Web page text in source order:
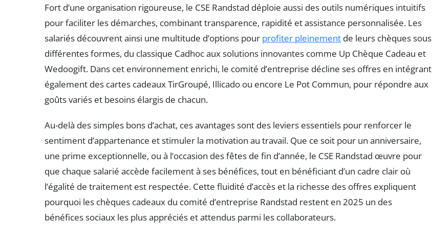
Fort d’une organisation rigoureuse, le CSE Randstad déploie aussi des outils numériques intuitifs
pour faciliter les démarches, combinant transparence, rapidité et assistance personnalisée. Les
salariés découvrent ainsi une multitude d’options pour profiter pleinement de leurs chèques sous
différentes formes, du classique Cadhoc aux solutions innovantes comme Up Chèque Cadeau et
Wedoogift. Dans cet environnement enrichi, le comité d’entreprise décline ses offres en intégrant
également des cartes cadeaux TirGroupé, Illicado ou encore Le Pot Commun, pour répondre aux
goûts variés et besoins élargis de chacun.
Au-delà des simples bons d’achat, ces avantages sont des leviers essentiels pour renforcer le
sentiment d’appartenance et stimuler la motivation au travail. Que ce soit pour un anniversaire,
une prime exceptionnelle, ou à l’occasion des fêtes de fin d’année, le CSE Randstad œuvre pour
que chaque salarié accède facilement à ses bénéfices, tout en bénéficiant d’un cadre clair où
l’égalité de traitement est respectée. Cette fluidité d’accès et la richesse des offres expliquent
pourquoi les chèques cadeaux du comité d’entreprise Randstad restent en 2025 un des
bénéfices sociaux les plus appréciés et attendus parmi les collaborateurs.